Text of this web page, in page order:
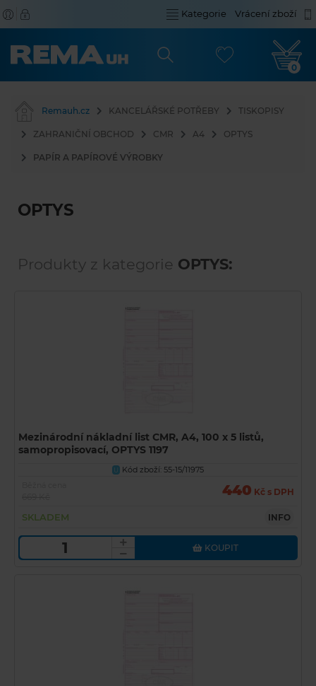
Kategorie Vrácení zboží
0
Remauh.cz KANCELÁŘSKÉ POTŘEBY TISKOPISY
ZAHRANIČNÍ OBCHOD CMR A4 OPTYS
PAPÍR A PAPÍROVÉ VÝROBKY
OPTYS
Produkty z kategorie OPTYS:
Mezinárodní nákladní list CMR, A4, 100 x 5 listů,
samopropisovací, OPTYS 1197
U
Kód zboží: 55-15/11975
440 Kč s DPH
SKLADEM INFO
KOUPIT